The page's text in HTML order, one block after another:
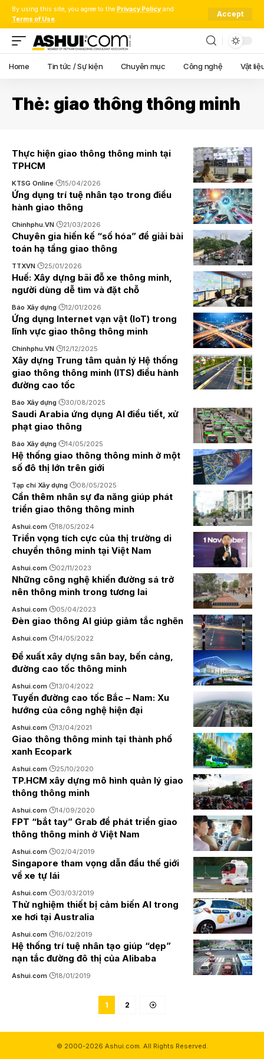
By using this site, you agree to the Privacy Policy and
Terms of Use.
Accept
Home Tin tức / Sự kiện Chuyên mục Công nghệ Vật
Thẻ: giao thông thông minh
Thực hiện giao thông thông minh tại
TPHCM
KTSG Online 15/04/2026
Ứng dụng trí tuệ nhân tạo trong điều
hành giao thông
Chinhphu.VN 21/03/2026
Chuyên gia hiến kế “số hóa” để giải bài
toán hạ tầng giao thông
TTXVN 25/01/2026
Huế: Xây dựng bãi đỗ xe thông minh,
người dùng dễ tìm và đặt chỗ
Báo Xây dựng 12/01/2026
Ứng dụng Internet vạn vật (IoT) trong
lĩnh vực giao thông thông minh
Chinhphu.VN 12/12/2025
Xây dựng Trung tâm quản lý Hệ thống
giao thông thông minh (ITS) điều hành
đường cao tốc
Báo Xây dựng 30/08/2025
Saudi Arabia ứng dụng AI điều tiết, xử
phạt giao thông
Báo Xây dựng 14/05/2025
Hệ thống giao thông thông minh ở một
số đô thị lớn trên giới
Tạp chí Xây dựng 08/05/2025
Cần thêm nhân sự đa năng giúp phát
triển giao thông thông minh
Ashui.com 18/05/2024
Triển vọng tích cực của thị trường di
chuyển thông minh tại Việt Nam
Ashui.com 02/11/2023
Những công nghệ khiến đường sá trở
nên thông minh trong tương lai
Ashui.com 05/04/2023
Đèn giao thông AI giúp giảm tắc nghẽn
Ashui.com 14/05/2022
Đề xuất xây dựng sân bay, bến cảng,
đường cao tốc thông minh
Ashui.com 13/04/2022
Tuyến đường cao tốc Bắc – Nam: Xu
hướng của công nghệ hiện đại
Ashui.com 13/04/2021
Giao thông thông minh tại thành phố
xanh Ecopark
Ashui.com 25/10/2020
TP.HCM xây dựng mô hình quản lý giao
thông thông minh
Ashui.com 14/09/2020
FPT “bắt tay” Grab để phát triển giao
thông thông minh ở Việt Nam
Ashui.com 02/04/2019
Singapore tham vọng dẫn đầu thế giới
về xe tự lái
Ashui.com 03/03/2019
Thử nghiệm thiết bị cảm biến AI trong
xe hơi tại Australia
Ashui.com 16/02/2019
Hệ thống trí tuệ nhân tạo giúp “dẹp”
nạn tắc đường đô thị của Alibaba
Ashui.com 18/01/2019
1 2
© 2000-2026 Ashui.com. All Rights Reserved.